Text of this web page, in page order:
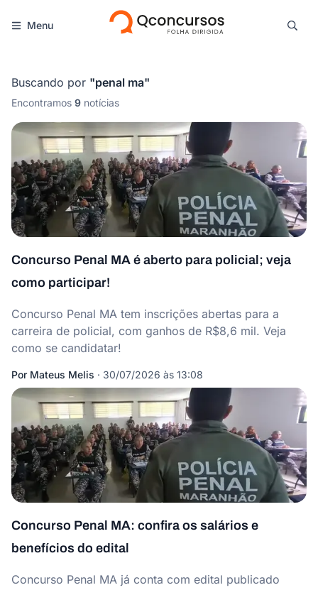
Menu
Buscando por "penal ma"
Encontramos 9 notícias
Concurso Penal MA é aberto para policial; veja
como participar!
Concurso Penal MA tem inscrições abertas para a
carreira de policial, com ganhos de R$8,6 mil. Veja
como se candidatar!
Por Mateus Melis · 30/07/2026 às 13:08
Concurso Penal MA: confira os salários e
benefícios do edital
Concurso Penal MA já conta com edital publicado